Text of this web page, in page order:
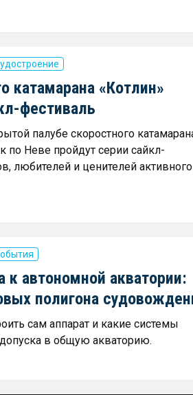
катамарана «Котлин»
фестиваль
палубе скоростного
по Неве пройдут серии сайкл-
любителей и ценителей активного
к автономной акватории:
полигона
сам аппарат и какие системы
в общую акваторию.